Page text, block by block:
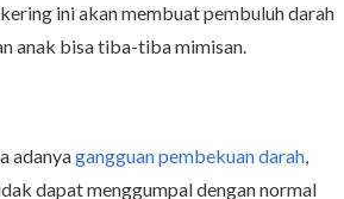
ini akan membuat pembuluh darah
anak bisa tiba-tiba mimisan.
adanyagangguan pembekuan darah,
dapat menggumpal dengan normal